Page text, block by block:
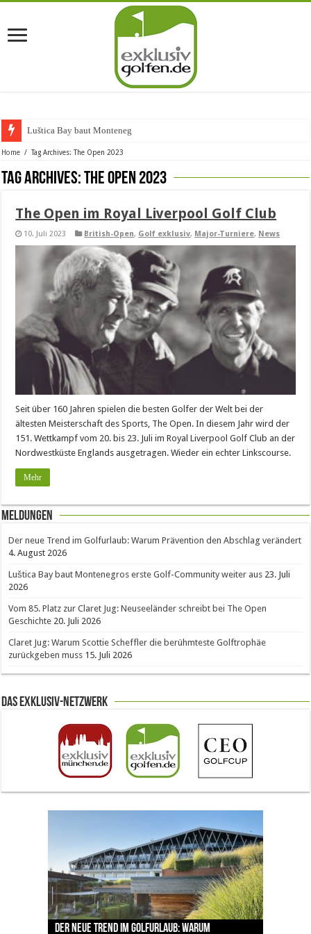
Luštica Bay baut Montenegros e
Home / Tag Archives: The Open 2023
Tag Archives:The Open 2023
The Open im Royal Liverpool Golf Club
10. Juli 2023 British-Open, Golf exklusiv, Major-Turniere, News
Seit über 160 Jahren spielen die besten Golfer der Welt bei der
ältesten Meisterschaft des Sports, The Open. In diesem Jahr wird der
151. Wettkampf vom 20. bis 23. Juli im Royal Liverpool Golf Club an der
Nordwestküste Englands ausgetragen. Wieder ein echter Linkscourse.
Mehr
Meldungen
Der neue Trend im Golfurlaub: Warum Prävention den Abschlag verändert
4. August 2026
Luštica Bay baut Montenegros erste Golf-Community weiter aus 23. Juli
2026
Vom 85. Platz zur Claret Jug: Neuseeländer schreibt bei The Open
Geschichte 20. Juli 2026
Claret Jug: Warum Scottie Scheffler die berühmteste Golftrophäe
zurückgeben muss 15. Juli 2026
Das Exklusiv-Netzwerk
Der neue Trend im Golfurlaub: Warum
Luštica Bay baut Montenegros erste Golf-
Vom 85. Platz zur Claret Jug: Neuseeländer
Claret Jug: Warum Scottie Scheffler die
The Open 2026 in Royal Birkdale: Warum der
traditionsreiche Linksplatz zu den größten